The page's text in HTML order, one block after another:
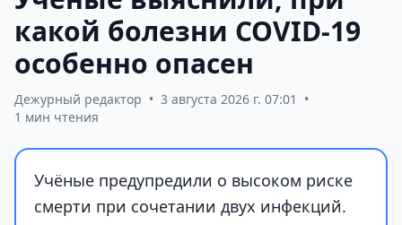
какой болезни COVID-19
особенно опасен
Дежурный редактор • 3 августа 2026 г. 07:01
•
1 мин чтения
Учёные предупредили о высоком риске
смерти при сочетании двух инфекций.